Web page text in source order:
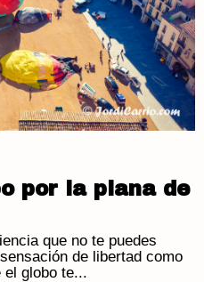
por la plana de
que no te puedes
de libertad como
el globo te...